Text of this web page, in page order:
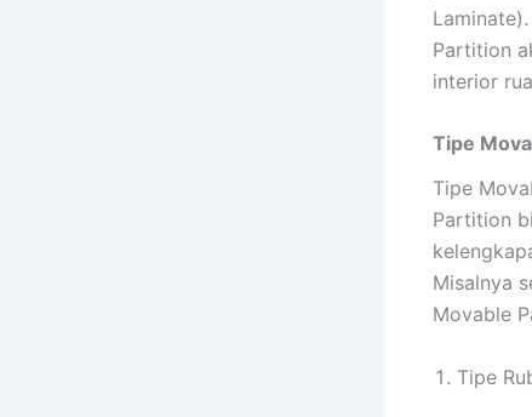
Partition
interior
Tipe
Tipe
Partition
Misalnya
Movable
Tipe